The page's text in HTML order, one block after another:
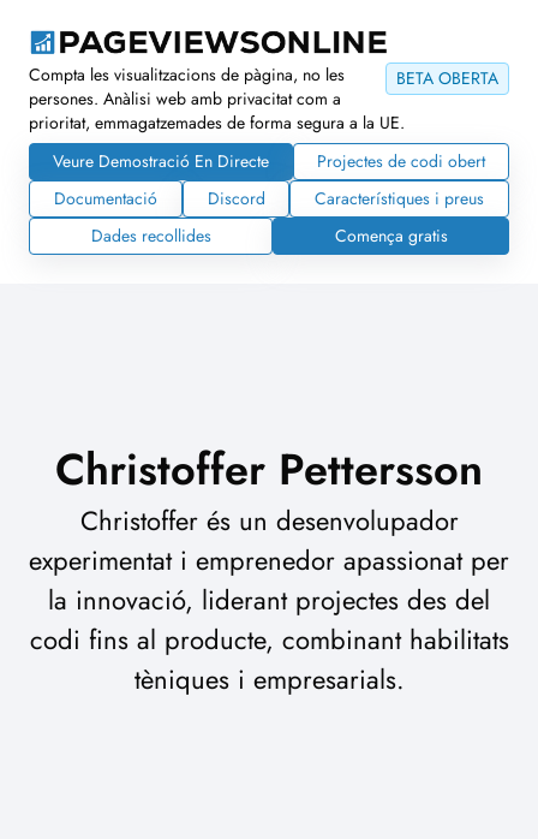
BETA OBERTA
Compta les visualitzacions de pàgina, no les
persones. Anàlisi web amb privacitat com a
prioritat, emmagatzemades de forma segura a la UE.
Veure Demostració En Directe
Projectes de codi obert
Documentació
Discord
Característiques i preus
Dades recollides
Comença gratis
Christoffer Pettersson
Christoffer és un desenvolupador
experimentat i emprenedor apassionat per
la innovació, liderant projectes des del
codi fins al producte, combinant habilitats
tèniques i empresarials.